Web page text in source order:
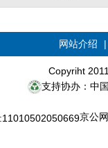
网站介绍
Copyriht
支持协办：中
京公